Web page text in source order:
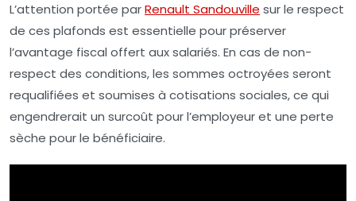
L’attention portée parRenault Sandouville sur le respect
de ces plafonds est essentielle pour préserver
l’avantage fiscal offert aux salariés. En cas de non-
respect des conditions, les sommes octroyées seront
requalifiées et soumises à cotisations sociales, ce qui
engendrerait un surcoût pour l’employeur et une perte
sèche pour le bénéficiaire.